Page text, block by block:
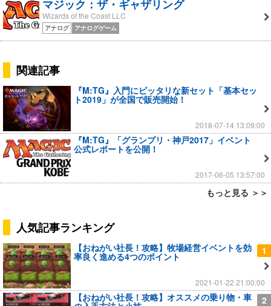
マジック：ザ・ギャザリング
Wizards of the Coast LLC
アナログ アナログゲーム
関連記事
『M:TG』入門にピッタリな新セット「基本セッ
ト2019」が全国で販売開始！
2018-07-14 13:09:00
『M:TG』「グランプリ・神戸2017」イベント
公式レポートを公開！
2017-06-05 13:57:00
もっと見る ＞＞
人気記事ランキング
1
【おねがい社長！攻略】牧場経営イベントを効
率良く進める4つのポイント
2021-01-22 21:00:00
2
【おねがい社長！攻略】オススメの乗り物・車